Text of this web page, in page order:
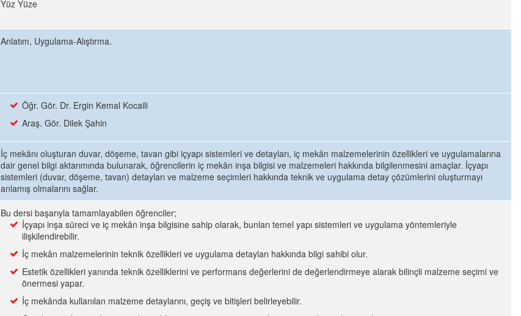
Yüz Yüze
Anlatım, Uygulama-Alıştırma.
Öğr. Gör. Dr. Ergin Kemal Kocaili
Araş. Gör. Dilek Şahin
İç mekânı oluşturan duvar, döşeme, tavan gibi içyapı sistemleri ve detayları, iç mekân malzemelerinin özellikleri ve uygulamalarına
dair genel bilgi aktarımında bulunarak, öğrencilerin iç mekân inşa bilgisi ve malzemeleri hakkında bilgilenmesini amaçlar. İçyapı
sistemleri (duvar, döşeme, tavan) detayları ve malzeme seçimleri hakkında teknik ve uygulama detay çözümlerini oluşturmayı
anlamış olmalarını sağlar.
Bu dersi başarıyla tamamlayabilen öğrenciler;
İçyapı inşa süreci ve iç mekân inşa bilgisine sahip olarak, bunları temel yapı sistemleri ve uygulama yöntemleriyle
ilişkilendirebilir.
İç mekân malzemelerinin teknik özellikleri ve uygulama detayları hakkında bilgi sahibi olur.
Estetik özellikleri yanında teknik özelliklerini ve performans değerlerini de değerlendirmeye alarak bilinçli malzeme seçimi ve
önermesi yapar.
İç mekânda kullanılan malzeme detaylarını, geçiş ve bitişleri belirleyebilir.